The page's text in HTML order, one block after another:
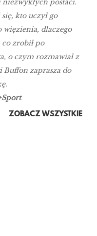
kto uczył go
więzienia, dlaczego
co zrobił po
o czym rozmawiał z
zaprasza do
ZOBACZ WSZYSTKIE